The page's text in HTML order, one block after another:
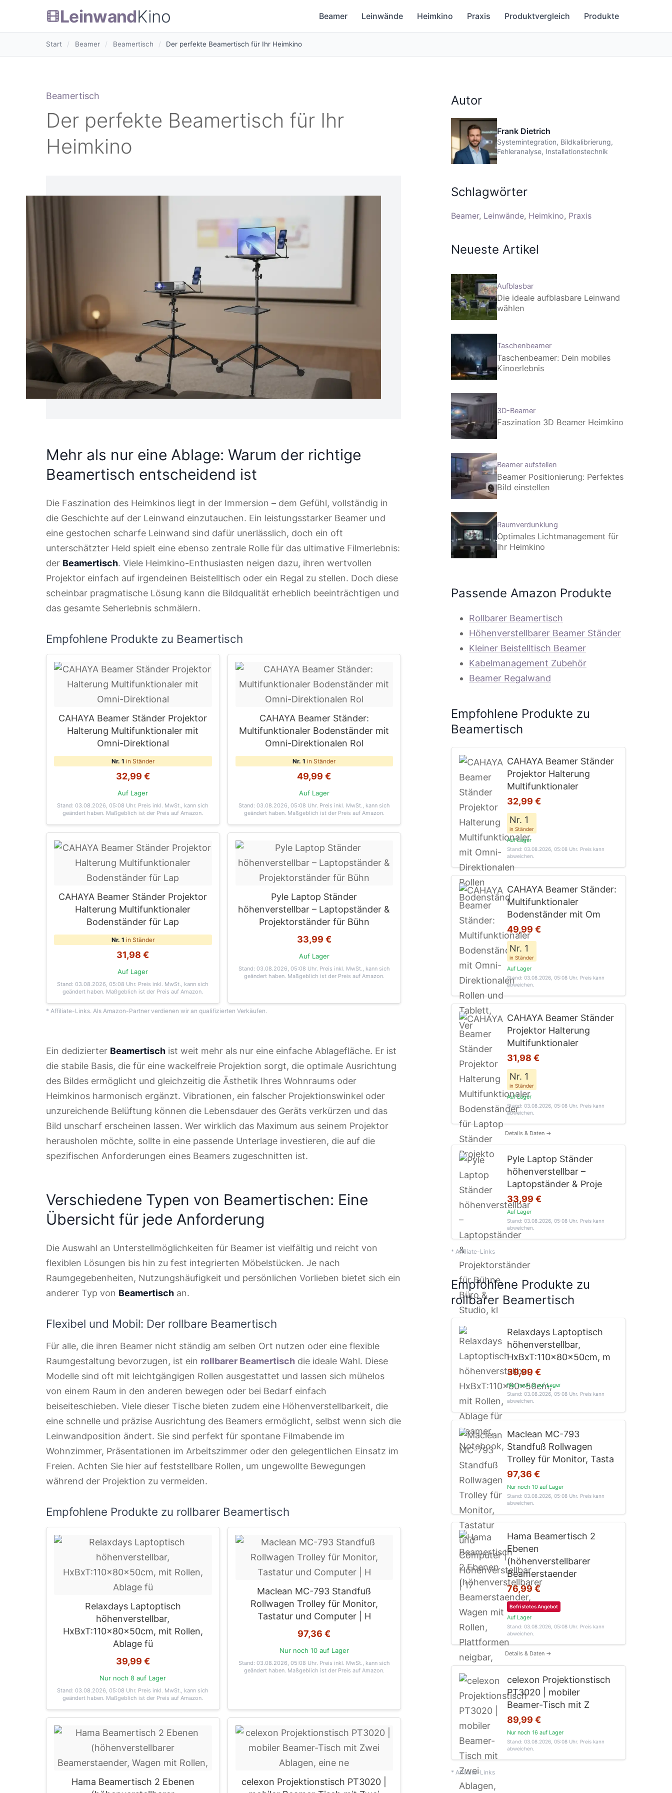
LeinwandKino Beamer Leinwände Heimkino Praxis Produktvergleich Produkte
Start / Beamer / Beamertisch / Der perfekte Beamertisch für Ihr Heimkino
Beamertisch
Der perfekte Beamertisch für Ihr
Heimkino
Mehr als nur eine Ablage: Warum der richtige
Beamertisch entscheidend ist
Die Faszination des Heimkinos liegt in der Immersion – dem Gefühl, vollständig in
die Geschichte auf der Leinwand einzutauchen. Ein leistungsstarker Beamer und
eine gestochen scharfe Leinwand sind dafür unerlässlich, doch ein oft
unterschätzter Held spielt eine ebenso zentrale Rolle für das ultimative Filmerlebnis:
der Beamertisch. Viele Heimkino-Enthusiasten neigen dazu, ihren wertvollen
Projektor einfach auf irgendeinen Beistelltisch oder ein Regal zu stellen. Doch diese
scheinbar pragmatische Lösung kann die Bildqualität erheblich beeinträchtigen und
das gesamte Seherlebnis schmälern.
Empfohlene Produkte zu Beamertisch
CAHAYA Beamer Ständer Projektor
Halterung Multifunktionaler mit
Omni-Direktional
Nr. 1 in Ständer
32,99 €
Auf Lager
Stand: 03.08.2026, 05:08 Uhr. Preis inkl. MwSt., kann sich
geändert haben. Maßgeblich ist der Preis auf Amazon.
CAHAYA Beamer Ständer:
Multifunktionaler Bodenständer mit
Omni-Direktionalen Rol
Nr. 1 in Ständer
49,99 €
Auf Lager
Stand: 03.08.2026, 05:08 Uhr. Preis inkl. MwSt., kann sich
geändert haben. Maßgeblich ist der Preis auf Amazon.
CAHAYA Beamer Ständer Projektor
Halterung Multifunktionaler
Bodenständer für Lap
Nr. 1 in Ständer
31,98 €
Auf Lager
Stand: 03.08.2026, 05:08 Uhr. Preis inkl. MwSt., kann sich
geändert haben. Maßgeblich ist der Preis auf Amazon.
Pyle Laptop Ständer
höhenverstellbar – Laptopständer &
Projektorständer für Bühn
33,99 €
Auf Lager
Stand: 03.08.2026, 05:08 Uhr. Preis inkl. MwSt., kann sich
geändert haben. Maßgeblich ist der Preis auf Amazon.
* Affiliate-Links. Als Amazon-Partner verdienen wir an qualifizierten Verkäufen.
Ein dedizierter Beamertisch ist weit mehr als nur eine einfache Ablagefläche. Er ist
die stabile Basis, die für eine wackelfreie Projektion sorgt, die optimale Ausrichtung
des Bildes ermöglicht und gleichzeitig die Ästhetik Ihres Wohnraums oder
Heimkinos harmonisch ergänzt. Vibrationen, ein falscher Projektionswinkel oder
unzureichende Belüftung können die Lebensdauer des Geräts verkürzen und das
Bild unscharf erscheinen lassen. Wer wirklich das Maximum aus seinem Projektor
herausholen möchte, sollte in eine passende Unterlage investieren, die auf die
spezifischen Anforderungen eines Beamers zugeschnitten ist.
Verschiedene Typen von Beamertischen: Eine
Übersicht für jede Anforderung
Die Auswahl an Unterstellmöglichkeiten für Beamer ist vielfältig und reicht von
flexiblen Lösungen bis hin zu fest integrierten Möbelstücken. Je nach
Raumgegebenheiten, Nutzungshäufigkeit und persönlichen Vorlieben bietet sich ein
anderer Typ von Beamertisch an.
Flexibel und Mobil: Der rollbare Beamertisch
Für alle, die ihren Beamer nicht ständig am selben Ort nutzen oder eine flexible
Raumgestaltung bevorzugen, ist ein rollbarer Beamertisch die ideale Wahl. Diese
Modelle sind oft mit leichtgängigen Rollen ausgestattet und lassen sich mühelos
von einem Raum in den anderen bewegen oder bei Bedarf einfach
beiseiteschieben. Viele dieser Tische bieten zudem eine Höhenverstellbarkeit, die
eine schnelle und präzise Ausrichtung des Beamers ermöglicht, selbst wenn sich die
Leinwandposition ändert. Sie sind perfekt für spontane Filmabende im
Wohnzimmer, Präsentationen im Arbeitszimmer oder den gelegentlichen Einsatz im
Freien. Achten Sie hier auf feststellbare Rollen, um ungewollte Bewegungen
während der Projektion zu vermeiden.
Empfohlene Produkte zu rollbarer Beamertisch
Relaxdays Laptoptisch
höhenverstellbar,
HxBxT:110x80x50cm, mit Rollen,
Ablage fü
39,99 €
Nur noch 8 auf Lager
Stand: 03.08.2026, 05:08 Uhr. Preis inkl. MwSt., kann sich
geändert haben. Maßgeblich ist der Preis auf Amazon.
Maclean MC-793 Standfuß
Rollwagen Trolley für Monitor,
Tastatur und Computer | H
97,36 €
Nur noch 10 auf Lager
Stand: 03.08.2026, 05:08 Uhr. Preis inkl. MwSt., kann sich
geändert haben. Maßgeblich ist der Preis auf Amazon.
Hama Beamertisch 2 Ebenen
celexon Projektionstisch PT3020 |
Autor
Frank Dietrich
Systemintegration, Bildkalibrierung,
Fehleranalyse, Installationstechnik
Schlagwörter
Beamer Leinwände Heimkino Praxis
Neueste Artikel
Aufblasbar
Die ideale aufblasbare Leinwand
wählen
Taschenbeamer
Taschenbeamer: Dein mobiles
Kinoerlebnis
3D-Beamer
Faszination 3D Beamer Heimkino
Beamer aufstellen
Beamer Positionierung: Perfektes
Bild einstellen
Raumverdunklung
Optimales Lichtmanagement für
Ihr Heimkino
Passende Amazon Produkte
Rollbarer Beamertisch
Höhenverstellbarer Beamer Ständer
Kleiner Beistelltisch Beamer
Kabelmanagement Zubehör
Beamer Regalwand
Empfohlene Produkte zu
Beamertisch
CAHAYA Beamer Ständer
Projektor Halterung
Multifunktionaler
32,99 €
Nr. 1
in Ständer
Auf Lager
Stand: 03.08.2026, 05:08 Uhr. Preis kann
abweichen.
CAHAYA Beamer Ständer:
Multifunktionaler
Bodenständer mit Om
49,99 €
Nr. 1
in Ständer
Auf Lager
Stand: 03.08.2026, 05:08 Uhr. Preis kann
abweichen.
CAHAYA Beamer Ständer
Projektor Halterung
Multifunktionaler
31,98 €
Nr. 1
in Ständer
Auf Lager
Stand: 03.08.2026, 05:08 Uhr. Preis kann
abweichen.
Details & Daten →
Pyle Laptop Ständer
höhenverstellbar –
Laptopständer & Proje
33,99 €
Auf Lager
Stand: 03.08.2026, 05:08 Uhr. Preis kann
abweichen.
* Affiliate-Links
Empfohlene Produkte zu
rollbarer Beamertisch
Relaxdays Laptoptisch
höhenverstellbar,
HxBxT:110x80x50cm, m
39,99 €
Nur noch 8 auf Lager
Stand: 03.08.2026, 05:08 Uhr. Preis kann
abweichen.
Maclean MC-793
Standfuß Rollwagen
Trolley für Monitor, Tasta
97,36 €
Nur noch 10 auf Lager
Stand: 03.08.2026, 05:08 Uhr. Preis kann
abweichen.
Hama Beamertisch 2
Ebenen
(höhenverstellbarer
Beamerstaender
76,99 €
Befristetes Angebot
Auf Lager
Stand: 03.08.2026, 05:08 Uhr. Preis kann
abweichen.
Details & Daten →
celexon Projektionstisch
PT3020 | mobiler
Beamer-Tisch mit Z
89,99 €
Nur noch 16 auf Lager
Stand: 03.08.2026, 05:08 Uhr. Preis kann
abweichen.
* Affiliate-Links